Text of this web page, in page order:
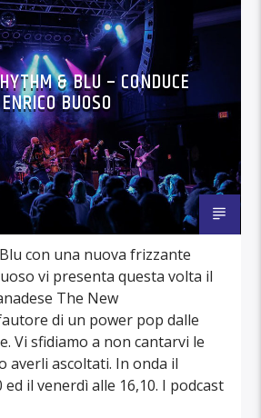
& BLU – CONDUCE
ENRICO BUOSO
con una nuova frizzante
vi presenta questa volta il
The New
di un power pop dalle
Vi sfidiamo a non cantarvi le
averli ascoltati. In onda il
il venerdì alle 16,10. I podcast